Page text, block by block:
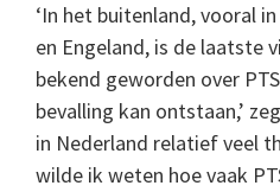
‘In het buitenland, vooral
en Engeland, is de laatste
bekend geworden over
bevalling kan ontstaan,’
in Nederland relatief veel
wilde ik weten hoe vaak